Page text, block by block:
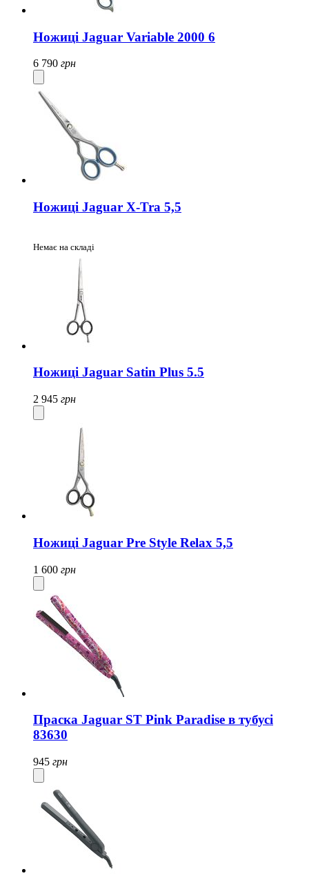
Ножиці Jaguar Variable 2000 6
6 790 грн
Ножиці Jaguar X-Tra 5,5
Немає на складі
Ножиці Jaguar Satin Plus 5.5
2 945 грн
Ножиці Jaguar Pre Style Relax 5,5
1 600 грн
Праска Jaguar ST Pink Paradise в тубусі
83630
945 грн